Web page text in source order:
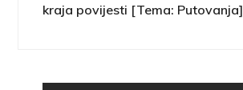
kraja povijesti [Tema: Putovanja]